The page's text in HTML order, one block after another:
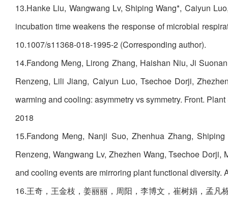
13.Hanke Liu, Wangwang Lv, Shiping Wang*, Caiyun
incubation time weakens the response of microbial
10.1007/s11368-018-1995-2 (Corresponding author).
14.Fandong Meng, Lirong Zhang, Haishan Niu, Ji
Renzeng, Lili Jiang, Caiyun Luo, Tsechoe Dorji,
warming and cooling: asymmetry vs symmetry. Front.
2018
15.Fandong Meng, Nanji Suo, Zhenhua Zhang,
Renzeng, Wangwang Lv, Zhezhen Wang, Tsechoe
and cooling events are mirroring plant functional
16.王奇，王金枝，姜丽丽，周阳，李博文，崔树娟，孟